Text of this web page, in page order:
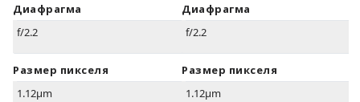
Диафрагма
f/2.2
Размер пикселя
1.12µm
Диафрагма
f/2.2
Размер пикселя
1.12µm